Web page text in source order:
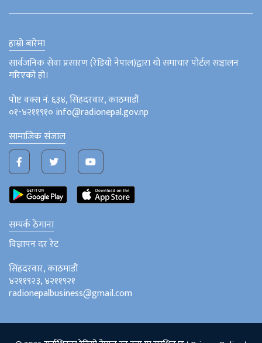
हाम्रो बारेमा
सार्वजनिक सेवा प्रसारण (रेडियो नेपाल)द्वारा यो समाचार पोर्टल सञ्चालन
गरिएको हो।
पोष्ट वक्स नं. ६३४, सिंहदरवार, काठमाडौं
०१-४२११९१० info@radionepal.gov.np
सामाजिक संजाल
सम्पर्क ठेगाना
विज्ञापन दर रेट
सिंहदरवार, काठमाडौं
४२११९२३, ४२११९२१
radionepalbusiness@gmail.com